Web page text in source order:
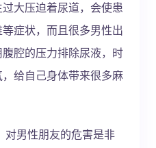
大压迫着尿道，会使患
症状，而且很多男性出
腔的压力排除尿液，时
给自己身体带来很多麻
对男性朋友的危害是非